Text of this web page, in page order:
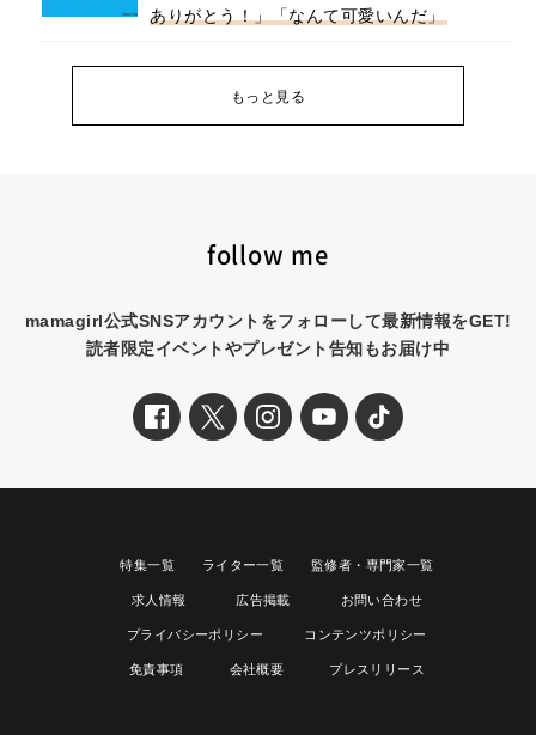
ありがとう！」「なんて可愛いんだ」
もっと見る
follow me
mamagirl公式SNSアカウントをフォローして最新情報をGET!
読者限定イベントやプレゼント告知もお届け中
特集一覧 ライター一覧 監修者・専門家一覧
求人情報 広告掲載 お問い合わせ
プライバシーポリシー コンテンツポリシー
免責事項 会社概要 プレスリリース